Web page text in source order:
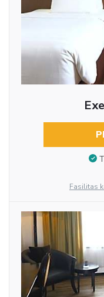
Fasilitas